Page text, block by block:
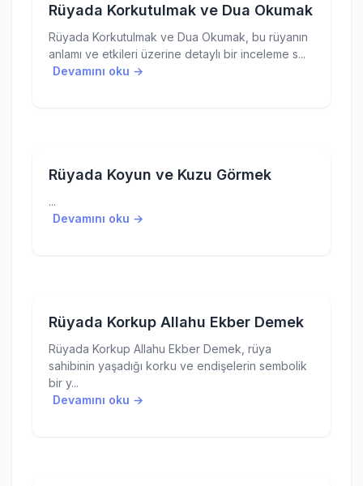
Rüyada Korkutulmak ve Dua Okumak
Rüyada Korkutulmak ve Dua Okumak, bu rüyanın
anlamı ve etkileri üzerine detaylı bir inceleme s...
Devamını oku →
Rüyada Koyun ve Kuzu Görmek
...
Devamını oku →
Rüyada Korkup Allahu Ekber Demek
Rüyada Korkup Allahu Ekber Demek, rüya
sahibinin yaşadığı korku ve endişelerin sembolik
bir y...
Devamını oku →